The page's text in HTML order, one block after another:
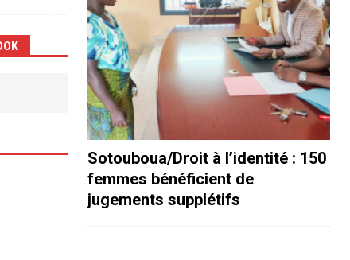
Sotouboua/Droit à l’identité : 150
femmes bénéficient de
jugements supplétifs